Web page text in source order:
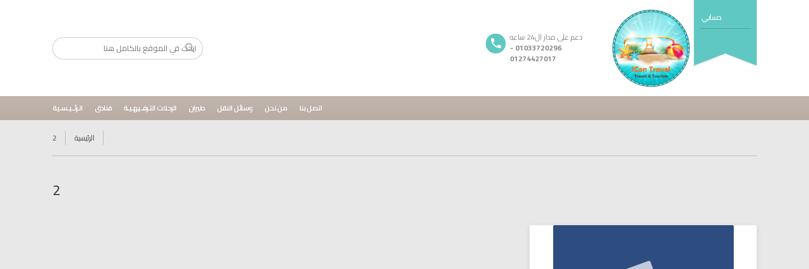
حسابي
دعم على مدار ال24 ساعه
01033720296 -
01274427017
الـرئــيـسـية فنادق الرحلات التـرفــيهـيـة طيران وسائل النقل من نحن اتصل بنا
الرئيسية 2
2